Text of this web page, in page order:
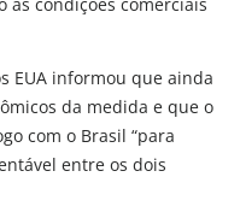
EUA informou que ainda
da medida e que o
com o Brasil “para
entre os dois